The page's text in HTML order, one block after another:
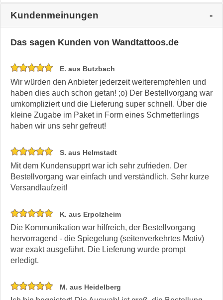
Kundenmeinungen
Das sagen Kunden von Wandtattoos.de
E. aus Butzbach
Wir würden den Anbieter jederzeit weiterempfehlen und
haben dies auch schon getan! ;o) Der Bestellvorgang war
umkompliziert und die Lieferung super schnell. Über die
kleine Zugabe im Paket in Form eines Schmetterlings
haben wir uns sehr gefreut!
S. aus Helmstadt
Mit dem Kundensupprt war ich sehr zufrieden. Der
Bestellvorgang war einfach und verständlich. Sehr kurze
Versandlaufzeit!
K. aus Erpolzheim
Die Kommunikation war hilfreich, der Bestellvorgang
hervorragend - die Spiegelung (seitenverkehrtes Motiv)
war exakt ausgeführt. Die Lieferung wurde prompt
erledigt.
M. aus Heidelberg